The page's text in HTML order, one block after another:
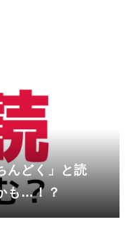
んどく」と読
も…！？